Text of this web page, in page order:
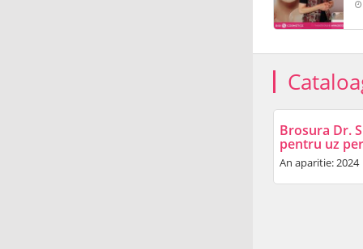
Brosura Dr.
pentru uz
An aparitie: 2024